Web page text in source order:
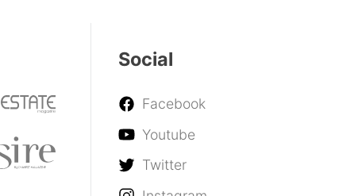
Social
Facebook
Youtube
Twitter